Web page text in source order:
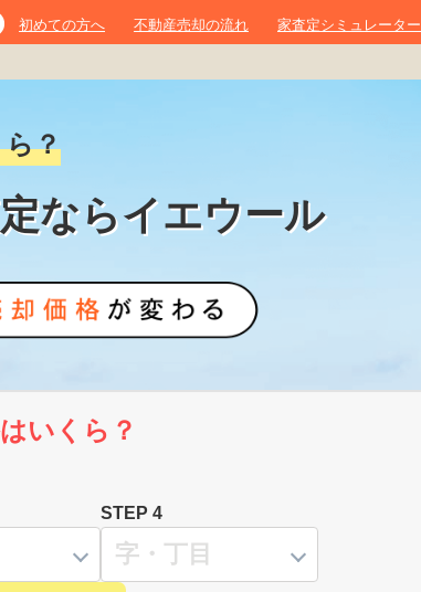
初めての方へ 不動産売却の流れ 家査定シミュレーター
？
ならイエウール
いくら？
STEP 4